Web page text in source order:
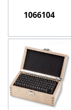
1066104